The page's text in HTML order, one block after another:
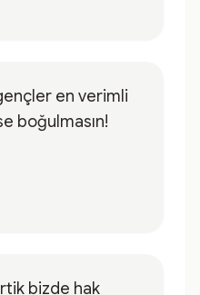
en verimli
boğulmasın!
bizde hak